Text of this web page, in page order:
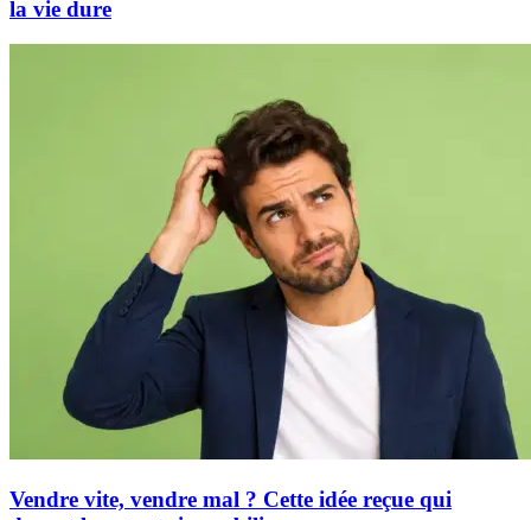
la vie dure
Vendre vite, vendre mal ? Cette idée reçue qui